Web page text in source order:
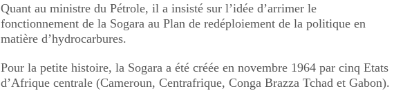
Quant au ministre du Pétrole, il a insisté sur l’idée d’arrimer le
fonctionnement de la Sogara au Plan de redéploiement de la politique en
matière d’hydrocarbures.
Pour la petite histoire, la Sogara a été créée en novembre 1964 par cinq Etats
d’Afrique centrale (Cameroun, Centrafrique, Conga Brazza Tchad et Gabon).